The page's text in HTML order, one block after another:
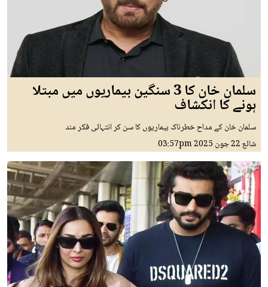
سلمان خان کا 3 سنگین بیماریوں میں مبتلا
ہونے کا انکشاف
سلمان خان کے مداح خطرناک بیماریوں کا سن کر انتہائی فکر مند
شائع22 جون 2025 03:57pm